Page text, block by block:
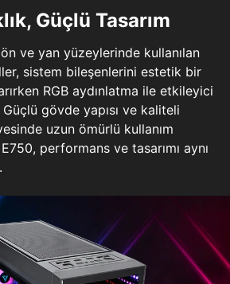
Güçlü Tasarım
ve yan yüzeylerinde kullanılan
sistem bileşenlerini estetik bir
RGB aydınlatma ile etkileyici
gövde yapısı ve kaliteli
uzun ömürlü kullanım
performans ve tasarımı aynı